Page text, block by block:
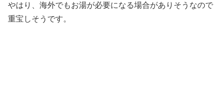
やはり、海外でもお湯が必要になる場合がありそうなので
重宝しそうです。